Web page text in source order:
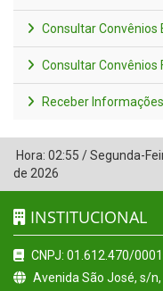
Consultar Convênios
Consultar Convênios
Receber
Hora: 02:55 /Segunda-
de 2026
INSTITUCIONAL
CNPJ: 01.612.470/
Avenida São José, s/